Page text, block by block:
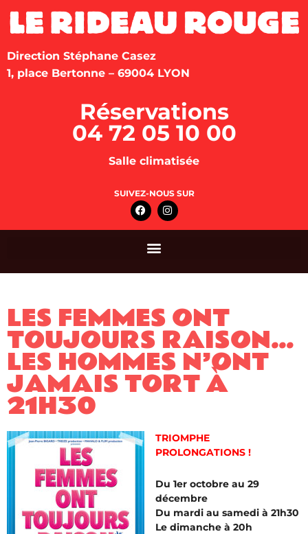
Direction Stéphane Casez
1, place Bertonne – 69004 LYON
Réservations
04 72 05 10 00
Salle climatisée
SUIVEZ-NOUS SUR
LES FEMMES ONT
TOUJOURS RAISON…
LES HOMMES N’ONT
JAMAIS TORT À
21H30
TRIOMPHE
PROLONGATIONS !
Du 1er octobre au 29
décembre
Du mardi au samedi à 21h30
Le dimanche à 20h